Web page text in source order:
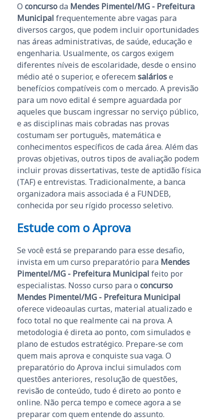
O concursoda Mendes Pimentel/MG - Prefeitura
Municipal frequentemente abre vagas para
diversos cargos, que podem incluir oportunidades
nas áreas administrativas, de saúde, educação e
engenharia. Usualmente, os cargos exigem
diferentes níveis de escolaridade, desde o ensino
médio até o superior, e oferecem saláriose
benefícios compatíveis com o mercado. A previsão
para um novo edital é sempre aguardada por
aqueles que buscam ingressar no serviço público,
e as disciplinas mais cobradas nas provas
costumam ser português, matemática e
conhecimentos específicos de cada área. Além das
provas objetivas, outros tipos de avaliação podem
incluir provas dissertativas, teste de aptidão física
(TAF) e entrevistas. Tradicionalmente, a banca
organizadora mais associada é a FUNDEB,
conhecida por seu rígido processo seletivo.
Estude com o Aprova
Se você está se preparando para esse desafio,
invista em um curso preparatório para Mendes
Pimentel/MG - Prefeitura Municipal feito por
especialistas. Nosso curso para o concurso
Mendes Pimentel/MG - Prefeitura Municipal
oferece videoaulas curtas, material atualizado e
foco total no que realmente cai na prova. A
metodologia é direta ao ponto, com simulados e
plano de estudos estratégico. Prepare-se com
quem mais aprova e conquiste sua vaga. O
preparatório do Aprova inclui simulados com
questões anteriores, resolução de questões,
revisão de conteúdo, tudo é direto ao ponto e
online. Não perca tempo e comece agora a se
preparar com quem entende do assunto.